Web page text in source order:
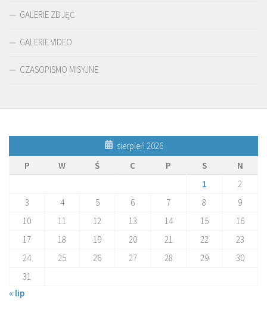
GALERIE ZDJĘĆ
GALERIE VIDEO
CZASOPISMO MISYJNE
sierpień 2026
P
W Ś C P S
N
1
2
3
4 5 6 7 8
9
10
11 12 13 14 15
16
17
18 19 20 21 22
23
24
25 26 27 28 29
30
31
« lip